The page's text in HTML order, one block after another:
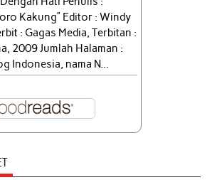
Kakung” Editor : Windy
: Gagas Media, Terbitan :
2009 Jumlah Halaman :
Indonesia, nama N...